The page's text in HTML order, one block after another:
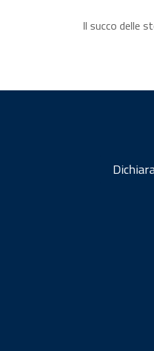
Il succo delle